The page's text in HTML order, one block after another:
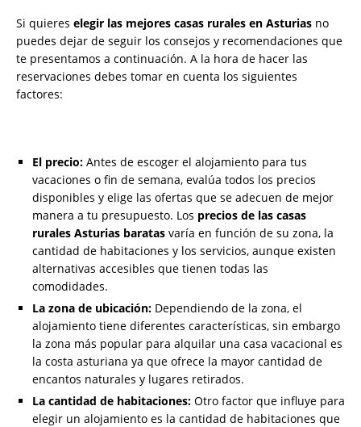
Si quieres elegir las mejores casas rurales en Asturias no
puedes dejar de seguir los consejos y recomendaciones que
te presentamos a continuación. A la hora de hacer las
reservaciones debes tomar en cuenta los siguientes
factores:
El precio: Antes de escoger el alojamiento para tus
vacaciones o fin de semana, evalúa todos los precios
disponibles y elige las ofertas que se adecuen de mejor
manera a tu presupuesto. Los precios de las casas
rurales Asturias baratas varía en función de su zona, la
cantidad de habitaciones y los servicios, aunque existen
alternativas accesibles que tienen todas las
comodidades.
La zona de ubicación: Dependiendo de la zona, el
alojamiento tiene diferentes características, sin embargo
la zona más popular para alquilar una casa vacacional es
la costa asturiana ya que ofrece la mayor cantidad de
encantos naturales y lugares retirados.
La cantidad de habitaciones: Otro factor que influye para
elegir un alojamiento es la cantidad de habitaciones que